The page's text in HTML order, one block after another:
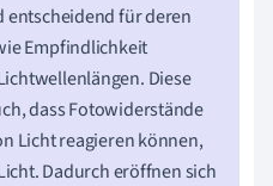
entscheidend für deren
Empfindlichkeit
Diese
dass Fotowiderstände
Licht reagieren können,
Dadurch eröffnen sich